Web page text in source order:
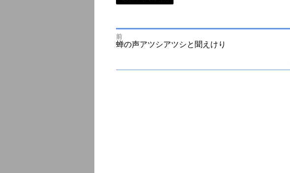
投
前
前
の
蝉の声アツシアツシと聞えけり